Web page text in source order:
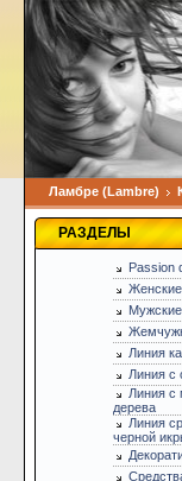
Ламбре (Lambre)
РАЗДЕЛЫ
Passion
Линия
Линия с
Линия с
дерева
Линия
черной